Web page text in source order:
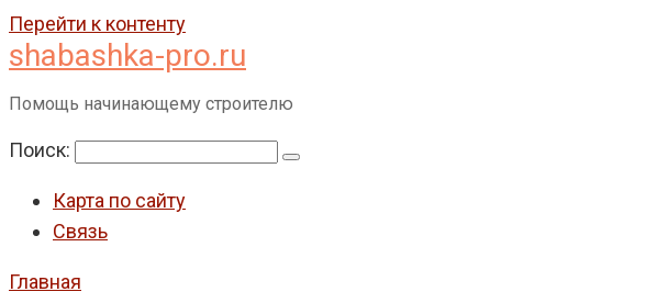
Перейти к контенту
shabashka-pro.ru
Помощь начинающему строителю
Поиск:
Карта по сайту
Связь
Главная